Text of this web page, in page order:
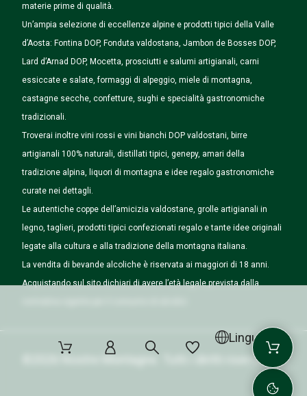
materie prime di qualità.
Un’ampia selezione di eccellenze alpine e prodotti tipici della Valle
d’Aosta: Fontina DOP, Fonduta valdostana, Jambon de Bosses DOP,
Lard d’Arnad DOP, Mocetta, prosciutti e salumi artigianali, carni
essiccate e salate, formaggi di alpeggio, miele di montagna,
castagne secche, confetture, sughi e specialità gastronomiche
tradizionali.
Troverai inoltre vini rossi e vini bianchi DOP valdostani, birre
artigianali 100% naturali, distillati tipici, genepy, amari della
tradizione alpina, liquori di montagna e idee regalo gastronomiche
curate nei dettagli.
Le autentiche coppe dell’amicizia valdostane, grolle artigianali in
legno, taglieri, prodotti tipici confezionati regalo e tante idee originali
legate alla cultura e alla tradizione della montagna italiana.
La vendita di bevande alcoliche è riservata ai maggiori di 18 anni.
Acquistando sul sito dichiari di avere l’età legale prevista dalla
©2026 Nostre Montagne. Tutti i diritti riservati.
Lingua